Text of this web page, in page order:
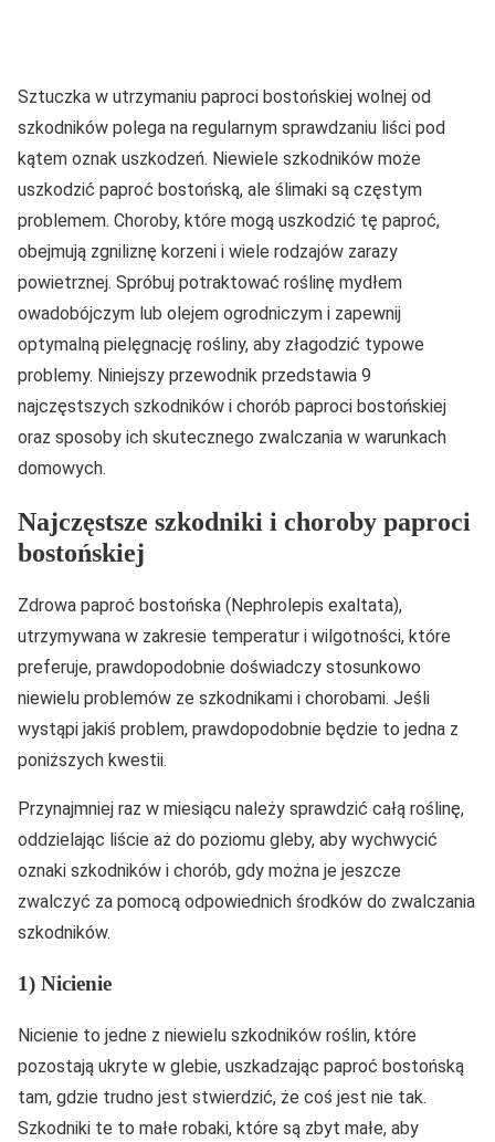
Sztuczka w utrzymaniu paproci bostońskiej wolnej od
szkodników polega na regularnym sprawdzaniu liści pod
kątem oznak uszkodzeń. Niewiele szkodników może
uszkodzić paproć bostońską, ale ślimaki są częstym
problemem. Choroby, które mogą uszkodzić tę paproć,
obejmują zgniliznę korzeni i wiele rodzajów zarazy
powietrznej. Spróbuj potraktować roślinę mydłem
owadobójczym lub olejem ogrodniczym i zapewnij
optymalną pielęgnację rośliny, aby złagodzić typowe
problemy. Niniejszy przewodnik przedstawia 9
najczęstszych szkodników i chorób paproci bostońskiej
oraz sposoby ich skutecznego zwalczania w warunkach
domowych.
Najczęstsze szkodniki i choroby paproci
bostońskiej
Zdrowa paproć bostońska (Nephrolepis exaltata),
utrzymywana w zakresie temperatur i wilgotności, które
preferuje, prawdopodobnie doświadczy stosunkowo
niewielu problemów ze szkodnikami i chorobami. Jeśli
wystąpi jakiś problem, prawdopodobnie będzie to jedna z
poniższych kwestii.
Przynajmniej raz w miesiącu należy sprawdzić całą roślinę,
oddzielając liście aż do poziomu gleby, aby wychwycić
oznaki szkodników i chorób, gdy można je jeszcze
zwalczyć za pomocą odpowiednich środków do zwalczania
szkodników.
1) Nicienie
Nicienie to jedne z niewielu szkodników roślin, które
pozostają ukryte w glebie, uszkadzając paproć bostońską
tam, gdzie trudno jest stwierdzić, że coś jest nie tak.
Szkodniki te to małe robaki, które są zbyt małe, aby